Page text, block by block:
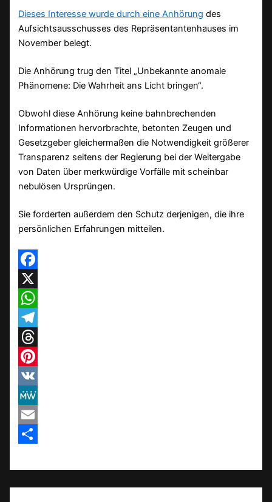
Dieses Interesse wurde durch eine Anhörung des
Aufsichtsausschusses des Repräsentantenhauses im
November belegt.
Die Anhörung trug den Titel „Unbekannte anomale
Phänomene: Die Wahrheit ans Licht bringen“.
Obwohl diese Anhörung keine bahnbrechenden
Informationen hervorbrachte, betonten Zeugen und
Gesetzgeber gleichermaßen die Notwendigkeit größerer
Transparenz seitens der Regierung bei der Weitergabe
von Daten über merkwürdige Vorfälle mit scheinbar
nebulösen Ursprüngen.
Sie forderten außerdem den Schutz derjenigen, die ihre
persönlichen Erfahrungen mitteilen.
Facebook
X
WhatsApp
Telegram
Threads
Pinterest
VK
MeWe
Email